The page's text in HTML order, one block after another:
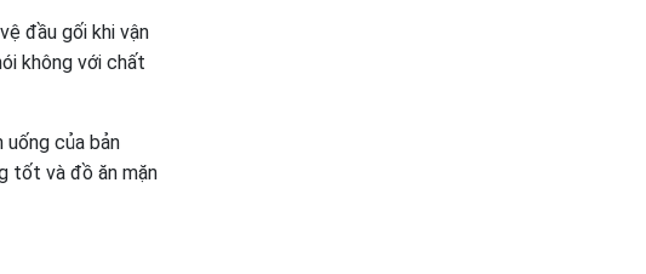
đầu gối khi vận
không với chất
uống của bản
tốt và đồ ăn mặn